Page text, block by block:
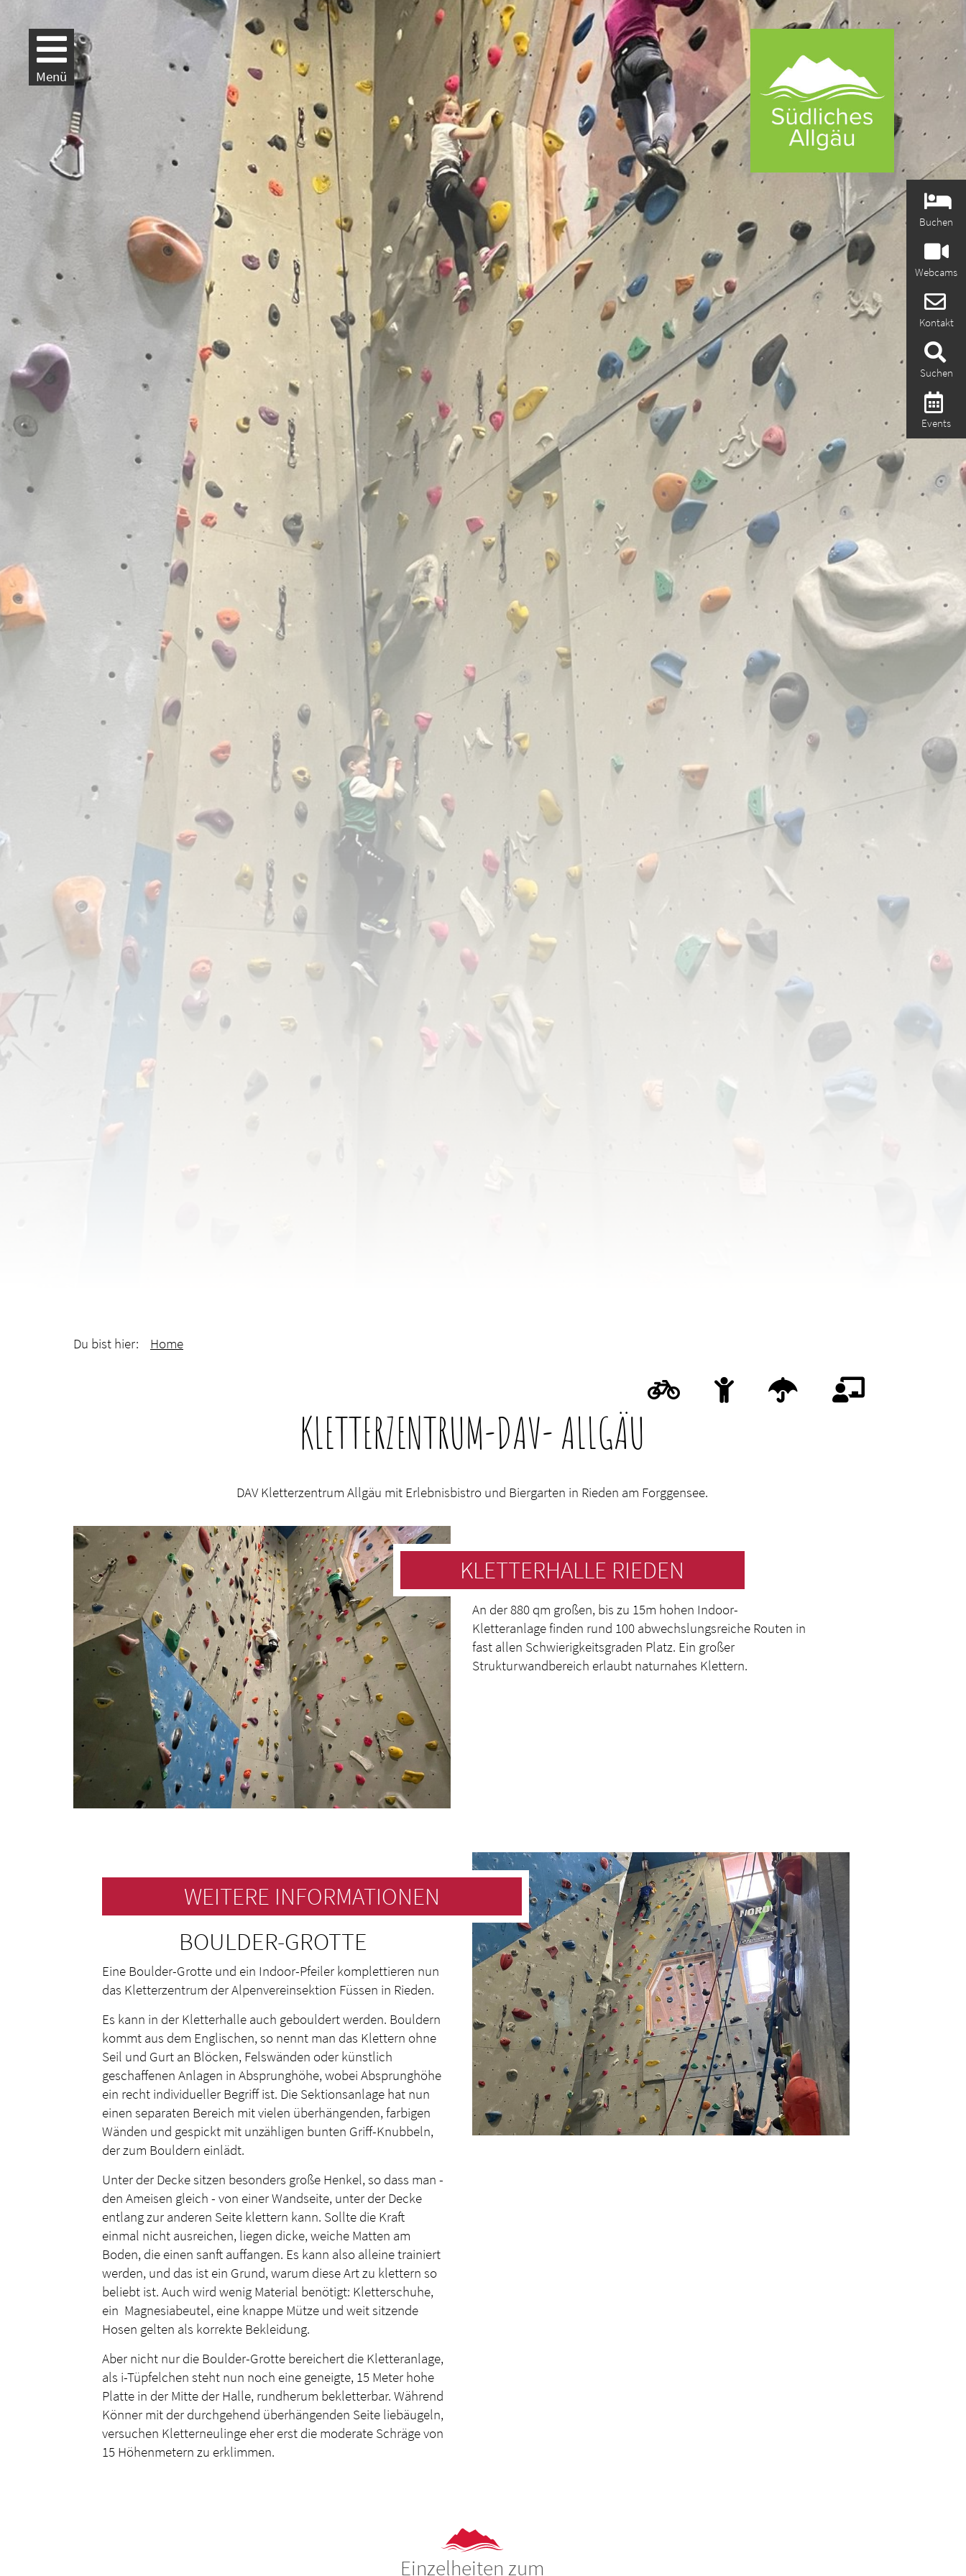
Weiter zum Inhalt
Buchen
Webcams
Kontakt
Suchen
Events
Menü
Du bist hier: Home
KLETTERZENTRUM-DAV- ALLGÄU
DAV Kletterzentrum Allgäu mit Erlebnisbistro und Biergarten in Rieden am Forggensee.
KLETTERHALLE RIEDEN
An der 880 qm großen, bis zu 15m hohen Indoor-
Kletteranlage finden rund 100 abwechslungsreiche Routen in
fast allen Schwierigkeitsgraden Platz. Ein großer
Strukturwandbereich erlaubt naturnahes Klettern.
WEITERE INFORMATIONEN
BOULDER-GROTTE
Eine Boulder-Grotte und ein Indoor-Pfeiler komplettieren nun
das Kletterzentrum der Alpenvereinsektion Füssen in Rieden.
Es kann in der Kletterhalle auch gebouldert werden. Bouldern
kommt aus dem Englischen, so nennt man das Klettern ohne
Seil und Gurt an Blöcken, Felswänden oder künstlich
geschaffenen Anlagen in Absprunghöhe, wobei Absprunghöhe
ein recht individueller Begriff ist. Die Sektionsanlage hat nun
einen separaten Bereich mit vielen überhängenden, farbigen
Wänden und gespickt mit unzähligen bunten Griff-Knubbeln,
der zum Bouldern einlädt.
Unter der Decke sitzen besonders große Henkel, so dass man -
den Ameisen gleich - von einer Wandseite, unter der Decke
entlang zur anderen Seite klettern kann. Sollte die Kraft
einmal nicht ausreichen, liegen dicke, weiche Matten am
Boden, die einen sanft auffangen. Es kann also alleine trainiert
werden, und das ist ein Grund, warum diese Art zu klettern so
beliebt ist. Auch wird wenig Material benötigt: Kletterschuhe,
ein Magnesiabeutel, eine knappe Mütze und weit sitzende
Hosen gelten als korrekte Bekleidung.
Aber nicht nur die Boulder-Grotte bereichert die Kletteranlage,
als i-Tüpfelchen steht nun noch eine geneigte, 15 Meter hohe
Platte in der Mitte der Halle, rundherum bekletterbar. Während
Könner mit der durchgehend überhängenden Seite liebäugeln,
versuchen Kletterneulinge eher erst die moderate Schräge von
15 Höhenmetern zu erklimmen.
Einzelheiten zum